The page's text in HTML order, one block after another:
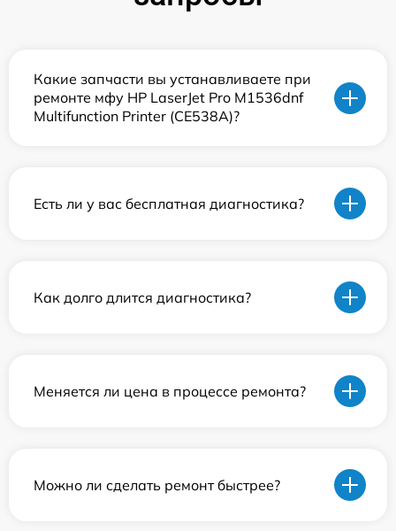
Какие запчасти вы устанавливаете при
ремонте мфу HP LaserJet Pro M1536dnf
Multifunction Printer (CE538A)?
Есть ли у вас бесплатная диагностика?
Как долго длится диагностика?
Меняется ли цена в процессе ремонта?
Можно ли сделать ремонт быстрее?